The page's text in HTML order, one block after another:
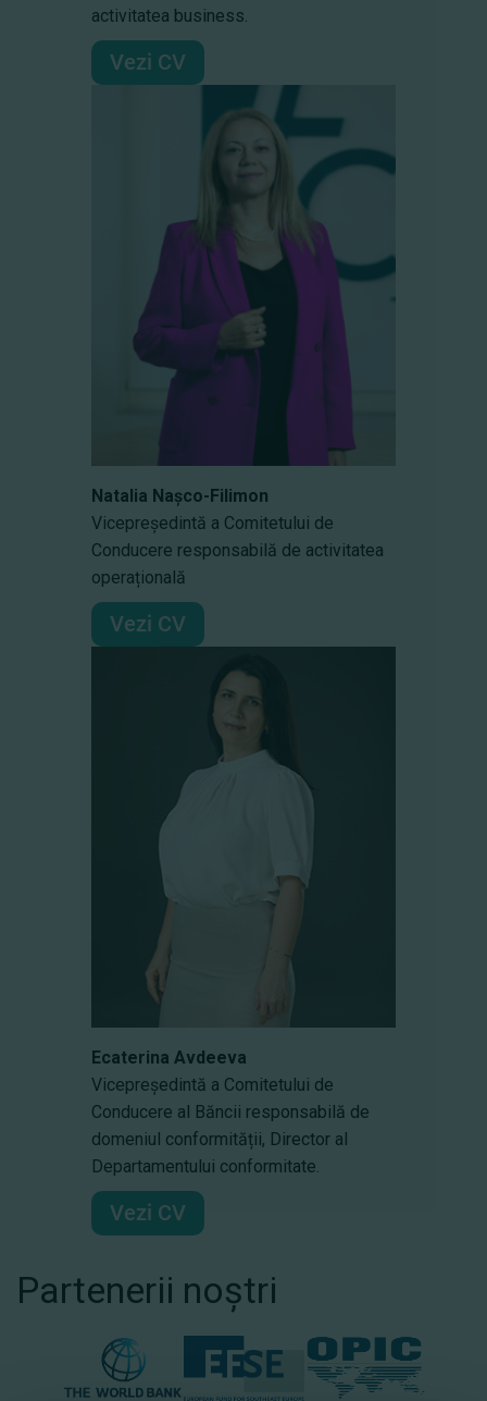
activitatea business.
Vezi CV
Natalia Nașco-Filimon
Vicepreședintă a Comitetului de
Conducere responsabilă de activitatea
operațională
Vezi CV
Ecaterina Avdeeva
Vicepreședintă a Comitetului de
Conducere al Băncii responsabilă de
domeniul conformității, Director al
Departamentului conformitate.
Vezi CV
Partenerii noștri